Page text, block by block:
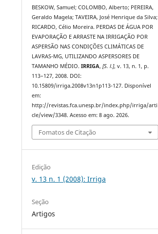
BESKOW, Samuel; COLOMBO, Alberto; PEREIRA,
Geraldo Magela; TAVEIRA, José Henrique da Silva;
RICARDO, Célio Moreira. PERDAS DE ÁGUA POR
EVAPORAÇÃO E ARRASTE NA IRRIGAÇÃO POR
ASPERSÃO NAS CONDIÇÕES CLIMÁTICAS DE
LAVRAS-MG, UTILIZANDO ASPERSORES DE
TAMANHO MÉDIO.IRRIGA,[S. l.], v. 13, n. 1, p.
113–127, 2008. DOI:
10.15809/irriga.2008v13n1p113-127. Disponível
em:
http://revistas.fca.unesp.br/index.php/irriga/arti
cle/view/3348. Acesso em: 8 ago. 2026.
Fomatos de Citação
Edição
v. 13 n. 1 (2008): Irriga
Seção
Artigos